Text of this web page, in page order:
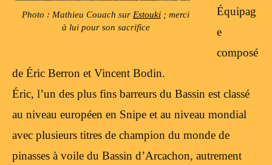
Photo : Mathieu Couach sur Estouki ; merci
à lui pour son sacrifice
Équipag
e
composé
de Éric Berron et Vincent Bodin.
Éric, l’un des plus fins barreurs du Bassin est classé
au niveau européen en Snipe et au niveau mondial
avec plusieurs titres de champion du monde de
pinasses à voile du Bassin d’Arcachon, autrement